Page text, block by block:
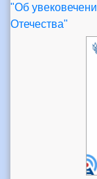
"Об
Отечества"